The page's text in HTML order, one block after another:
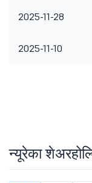
2025-11-28
2025-11-10
न्यूरेका